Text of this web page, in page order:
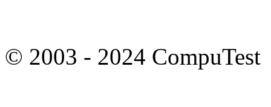
© 2003 - 2024 CompuTest